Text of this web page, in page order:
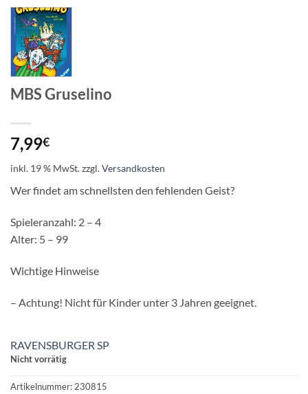
MBS Gruselino
7,99€
inkl. 19 % MwSt.zzgl.Versandkosten
Wer findet am schnellsten den fehlenden Geist?
Spieleranzahl: 2 – 4
Alter: 5 – 99
Wichtige Hinweise
– Achtung! Nicht für Kinder unter 3 Jahren geeignet.
RAVENSBURGER SP
Nicht vorrätig
Artikelnummer: 230815